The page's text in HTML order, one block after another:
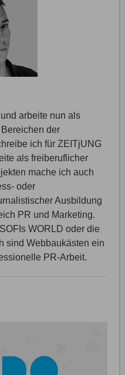
arbeite nun als
der
ich für ZEITjUNG
als freiberuflicher
mache ich auch
oder
Ausbildung
PR und Marketing.
WORLD oder die
sind Webbaukästen ein
PR-Arbeit.